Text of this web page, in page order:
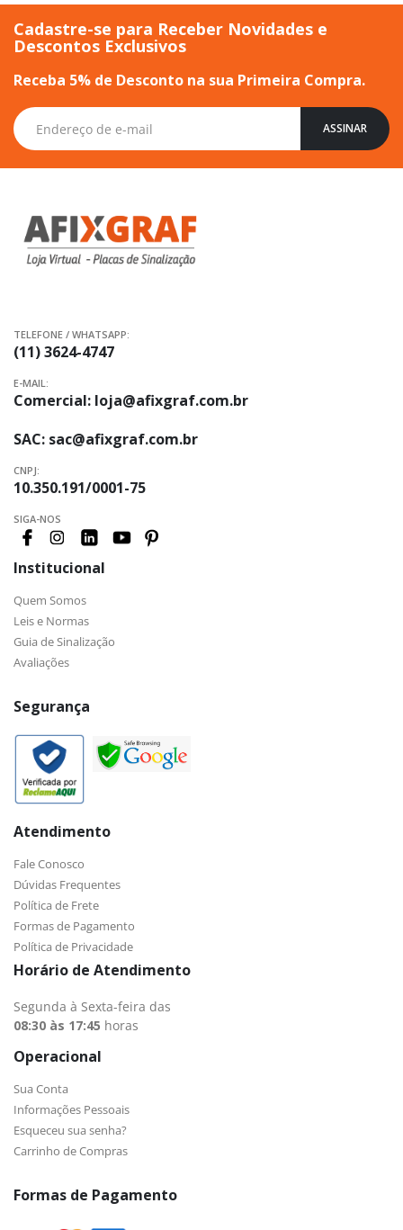
Cadastre-se para Receber Novidades e
Descontos Exclusivos
Receba 5% de Desconto na sua Primeira Compra.
Inscreva-
se
na
ASSINAR
TELEFONE / WHATSAPP:
(11) 3624-4747
E-MAIL:
Comercial: loja@afixgraf.com.br
SAC: sac@afixgraf.com.br
CNPJ:
10.350.191/0001-75
SIGA-NOS
Institucional
Quem Somos
Leis e Normas
Guia de Sinalização
Avaliações
Segurança
Atendimento
Fale Conosco
Dúvidas Frequentes
Política de Frete
Formas de Pagamento
Política de Privacidade
Horário de Atendimento
Segunda à Sexta-feira das
08:30 às 17:45 horas
Operacional
Sua Conta
Informações Pessoais
Esqueceu sua senha?
Carrinho de Compras
Formas de Pagamento